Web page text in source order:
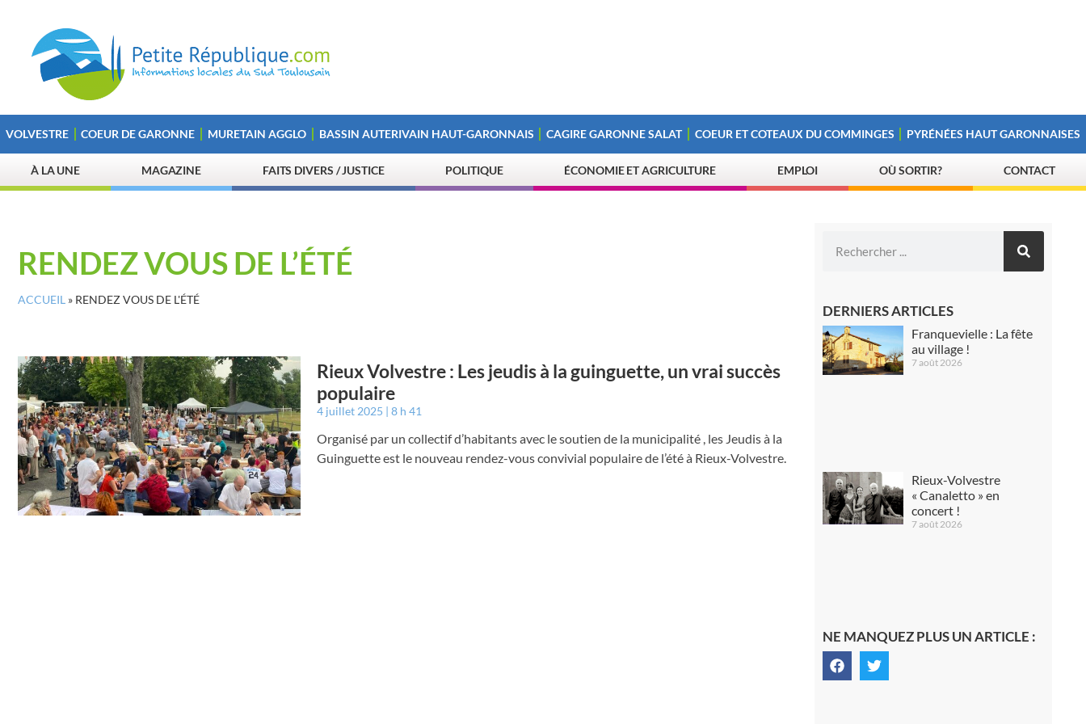
VOLVESTRE COEUR DE GARONNE MURETAIN AGGLO BASSIN AUTERIVAIN HAUT-GARONNAIS CAGIRE GARONNE SALAT COEUR ET COTEAUX DU COMMINGES PYRÉNÉES HAUT GARONNAISES
À LA UNE MAGAZINE FAITS DIVERS / JUSTICE POLITIQUE ÉCONOMIE ET AGRICULTURE EMPLOI OÙ SORTIR? CONTACT
RENDEZ VOUS DE L’ÉTÉ
ACCUEIL » RENDEZ VOUS DE L'ÉTÉ
Rieux Volvestre : Les jeudis à la guinguette, un vrai succès
populaire
4 juillet 2025 8 h 41
Organisé par un collectif d’habitants avec le soutien de la municipalité , les Jeudis à la
Guinguette est le nouveau rendez-vous convivial populaire de l’été à Rieux-Volvestre.
DERNIERS ARTICLES
Franquevielle : La fête
au village !
7 août 2026
Rieux-Volvestre
« Canaletto » en
concert !
7 août 2026
NE MANQUEZ PLUS UN ARTICLE :